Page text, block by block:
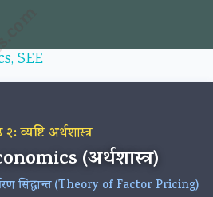
, SEE
व्यष्टि अर्थशास्त्र
(अर्थशास्त्र)
सिद्धान्त (Theory of Factor Pricing)